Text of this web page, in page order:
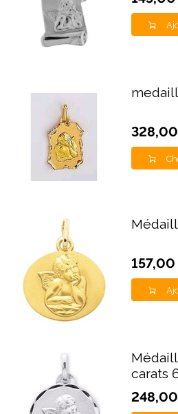
carats